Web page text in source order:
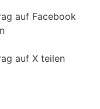
auf Facebook
auf X teilen